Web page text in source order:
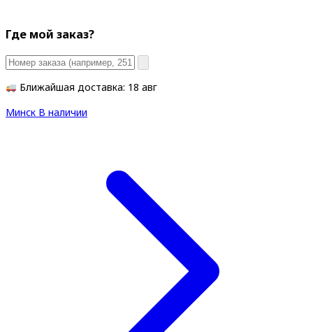
Где мой заказ?
Ближайшая доставка: 18 авг
Минск В наличии